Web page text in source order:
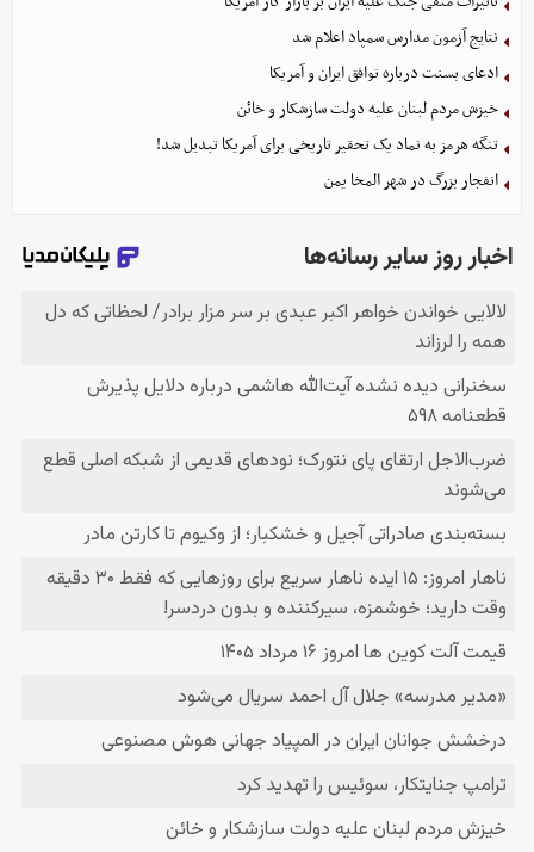
نتایج آزمون مدارس سمپاد اعلام شد
ادعای بسنت درباره توافق ایران و آمریکا
خیزش مردم لبنان علیه دولت سازشکار و خائن
تنگه هرمز به نماد یک تحقیر تاریخی برای آمریکا تبدیل شد!
انفجار بزرگ در شهر المخا یمن